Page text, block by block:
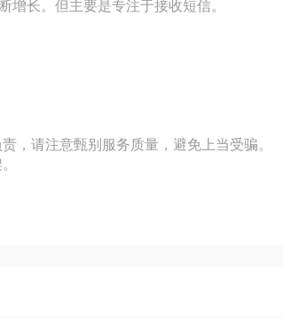
长。但主要是专注于接收短信。
，请注意甄别服务质量，避免上当受骗。